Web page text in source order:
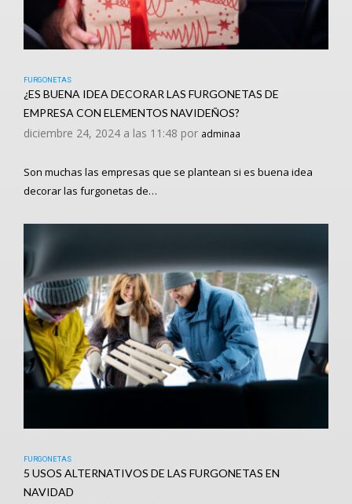
FURGONETAS
¿ES BUENA IDEA DECORAR LAS FURGONETAS DE
EMPRESA CON ELEMENTOS NAVIDEÑOS?
diciembre 24, 2024 a las 11:48 por adminaa
Son muchas las empresas que se plantean si es buena idea
decorar las furgonetas de…
FURGONETAS
5 USOS ALTERNATIVOS DE LAS FURGONETAS EN
NAVIDAD